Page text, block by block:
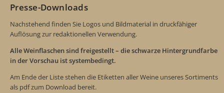
Presse-Downloads
Nachstehend finden Sie Logos und Bildmaterial in druckfähiger
Auflösung zur redaktionellen Verwendung.
Alle Weinflaschen sind freigestellt – die schwarze Hintergrundfarbe
in der Vorschau ist systembedingt.
Am Ende der Liste stehen die Etiketten aller Weine unseres Sortiments
als pdf zum Download bereit.